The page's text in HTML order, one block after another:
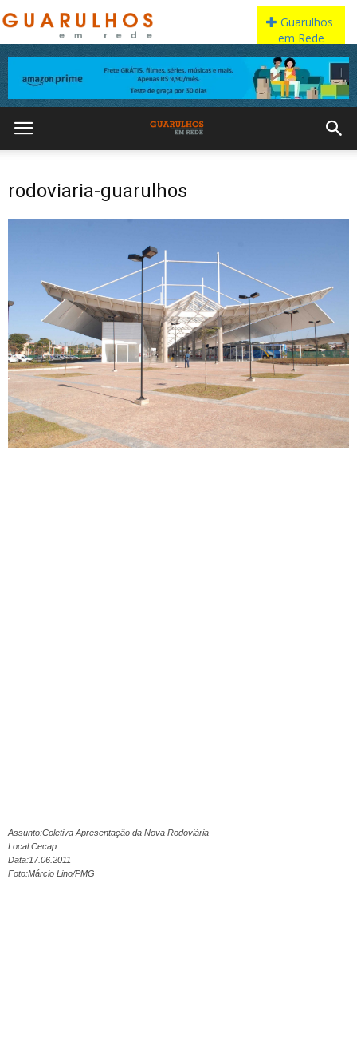
rodoviaria-guarulhos
Assunto:Coletiva Apresentação da Nova Rodoviária
Local:Cecap
Data:17.06.2011
Foto:Márcio Lino/PMG